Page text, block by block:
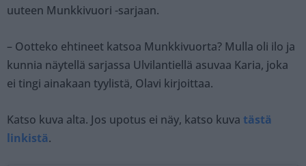
uuteen Munkkivuori -sarjaan.
– Ootteko ehtineet katsoa Munkkivuorta? Mulla oli ilo ja
kunnia näytellä sarjassa Ulvilantiellä asuvaa Karia, joka
ei tingi ainakaan tyylistä, Olavi kirjoittaa.
Katso kuva alta. Jos upotus ei näy, katso kuva tästä
linkistä.